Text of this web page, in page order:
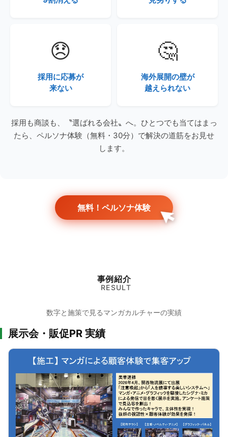
😞
採用に応募が
来ない
🤔
海外展開の壁が
越えられない
採用も商談も、〝選ばれる会社〟へ。ひとつでも当てはまっ
たら、ペルソナ体験（無料・30分）で解決の道筋をお見せ
します。
無料！ペルソナ体験
事例紹介
RESULT
数字と施策で見るマンガカルチャーの実績
展示会・販促PR 実績